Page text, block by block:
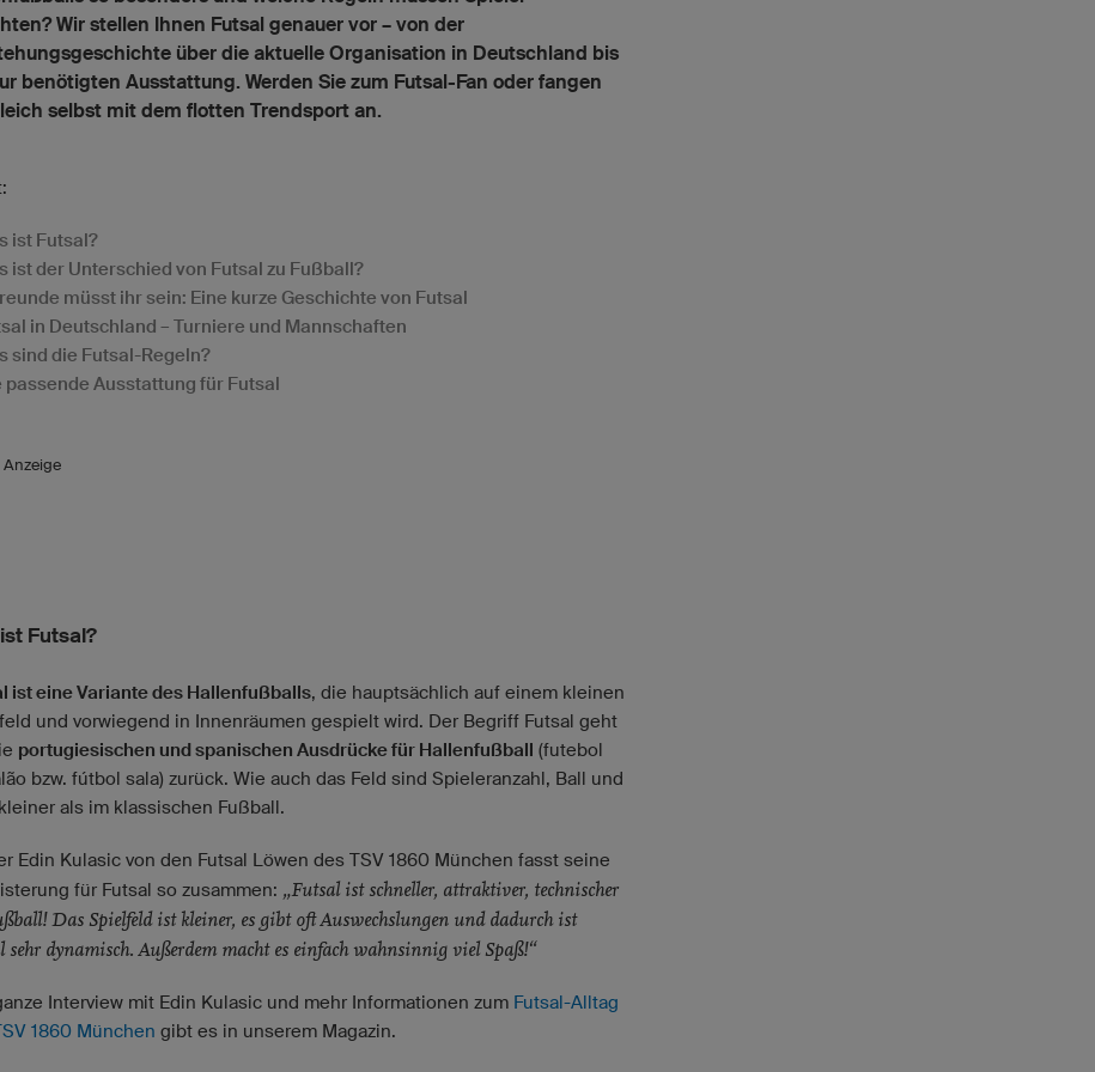
Wir stellen Ihnen Futsal genauer vor – von der
über die aktuelle Organisation in Deutschland bis
benötigten Ausstattung. Werden Sie zum Futsal-Fan oder fangen
selbst mit dem flotten Trendsport an.
ist Futsal?
ist der Unterschied von Futsal zu Fußball?
müsst ihr sein: Eine kurze Geschichte von Futsal
in Deutschland – Turniere und Mannschaften
sind die Futsal-Regeln?
passende Ausstattung für Futsal
Anzeige
Futsal?
ist eine Variante des Hallenfußballs, die hauptsächlich auf einem kleinen
und vorwiegend in Innenräumen gespielt wird. Der Begriff Futsal geht
portugiesischen und spanischen Ausdrücke für Hallenfußball (futebol
bzw. fútbol sala) zurück. Wie auch das Feld sind Spieleranzahl, Ball und
als im klassischen Fußball.
Edin Kulasic von den Futsal Löwen des TSV 1860 München fasst seine
für Futsal so zusammen: „Futsal ist schneller, attraktiver, technischer
Das Spielfeld ist kleiner, es gibt oft Auswechslungen und dadurch ist
sehr dynamisch. Außerdem macht es einfach wahnsinnig viel Spaß!“
Interview mit Edin Kulasic und mehr Informationen zum Futsal-Alltag
1860 München gibt es in unserem Magazin.